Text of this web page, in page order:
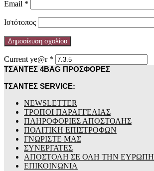
Email *
Ιστότοπος
Current ye@r *
ΤΣΑΝΤΕΣ 4BAG ΠΡΟΣΦΟΡΕΣ
ΤΣΑΝΤΕΣ SERVICE:
NEWSLETTER
ΤΡΟΠΟΙ ΠΑΡΑΓΓΕΛΙΑΣ
ΠΛΗΡΟΦΟΡΙΕΣ ΑΠΟΣΤΟΛΗΣ
ΠΟΛΙΤΙΚΗ ΕΠΙΣΤΡΟΦΩΝ
ΓΝΩΡΙΣΤΕ ΜΑΣ
ΣΥΝΕΡΓΑΤΕΣ
ΑΠΟΣΤΟΛΗ ΣΕ ΟΛΗ ΤΗΝ ΕΥΡΩΠΗ
ΕΠΙΚΟΙΝΩΝΙΑ